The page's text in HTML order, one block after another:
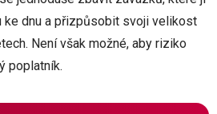
ke dnu a přizpůsobit svoji velikost
Není však možné, aby riziko
poplatník.